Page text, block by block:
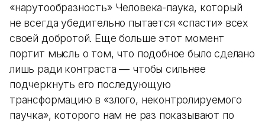
«нарутообразность» Человека-паука, который
не всегда убедительно пытается «спасти» всех
своей добротой. Еще больше этот момент
портит мысль о том, что подобное было сделано
лишь ради контраста — чтобы сильнее
подчеркнуть его последующую
трансформацию в «злого, неконтролируемого
паучка», которого нам не раз показывают по